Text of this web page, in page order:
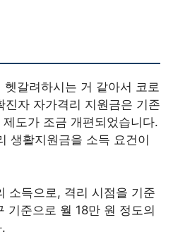
갈려하시는 거 같아서 코로
자 자가격리 지원금은 기존
도가 조금 개편되었습니다.
생활지원금을 소득 요건이
소득으로, 격리 시점을 기준
기준으로 월 18만 원 정도의